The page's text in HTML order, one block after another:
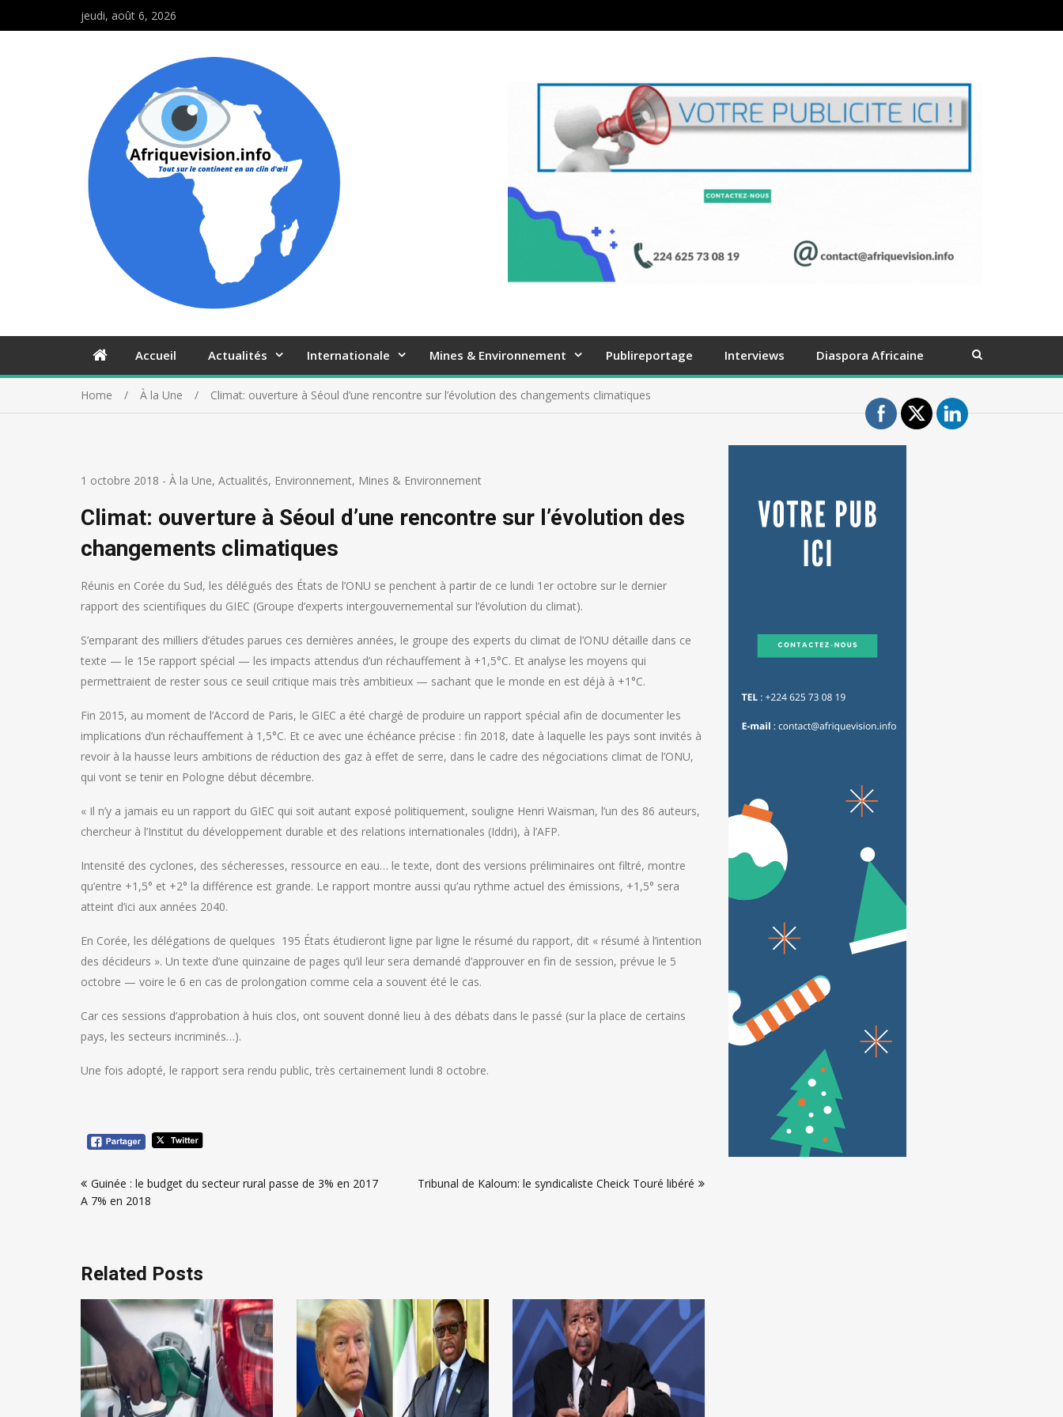
jeudi, août 6, 2026
Accueil Actualités Internationale Mines & Environnement Publireportage Interviews Diaspora Africaine
Home À la Une Climat: ouverture à Séoul d’une rencontre sur l’évolution des changements climatiques
1 octobre 2018 - À la Une, Actualités, Environnement, Mines & Environnement
Climat: ouverture à Séoul d’une rencontre sur l’évolution des
changements climatiques
Réunis en Corée du Sud, les délégués des États de l’ONU se penchent à partir de ce lundi 1er octobre sur le dernier
rapport des scientifiques du GIEC (Groupe d’experts intergouvernemental sur l’évolution du climat).
S’emparant des milliers d’études parues ces dernières années, le groupe des experts du climat de l’ONU détaille dans ce
texte — le 15e rapport spécial — les impacts attendus d’un réchauffement à +1,5°C. Et analyse les moyens qui
permettraient de rester sous ce seuil critique mais très ambitieux — sachant que le monde en est déjà à +1°C.
Fin 2015, au moment de l’Accord de Paris, le GIEC a été chargé de produire un rapport spécial afin de documenter les
implications d’un réchauffement à 1,5°C. Et ce avec une échéance précise : fin 2018, date à laquelle les pays sont invités à
revoir à la hausse leurs ambitions de réduction des gaz à effet de serre, dans le cadre des négociations climat de l’ONU,
qui vont se tenir en Pologne début décembre.
« Il n’y a jamais eu un rapport du GIEC qui soit autant exposé politiquement, souligne Henri Waisman, l’un des 86 auteurs,
chercheur à l’Institut du développement durable et des relations internationales (Iddri), à l’AFP.
Intensité des cyclones, des sécheresses, ressource en eau… le texte, dont des versions préliminaires ont filtré, montre
qu’entre +1,5° et +2° la différence est grande. Le rapport montre aussi qu’au rythme actuel des émissions, +1,5° sera
atteint d’ici aux années 2040.
En Corée, les délégations de quelques 195 États étudieront ligne par ligne le résumé du rapport, dit « résumé à l’intention
des décideurs ». Un texte d’une quinzaine de pages qu’il leur sera demandé d’approuver en fin de session, prévue le 5
octobre — voire le 6 en cas de prolongation comme cela a souvent été le cas.
Car ces sessions d’approbation à huis clos, ont souvent donné lieu à des débats dans le passé (sur la place de certains
pays, les secteurs incriminés…).
Une fois adopté, le rapport sera rendu public, très certainement lundi 8 octobre.
deGuinée : le budget du secteur rural passe de 3% en 2017
A 7% en 2018
Tribunal de Kaloum: le syndicaliste Cheick Touré libéré
Related Posts